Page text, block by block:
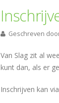
Geschreven
Van Slag zit al
kunt dan, als er
Inschrijven kan